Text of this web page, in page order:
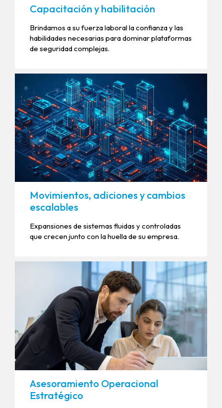
Capacitación y habilitación
Brindamos a su fuerza laboral la confianza y las
habilidades necesarias para dominar plataformas
de seguridad complejas.
Movimientos, adiciones y cambios
escalables
Expansiones de sistemas fluidas y controladas
que crecen junto con la huella de su empresa.
Asesoramiento Operacional
Estratégico